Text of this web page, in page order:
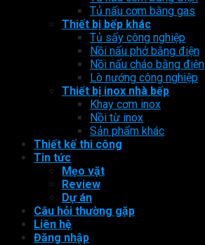
Tủ nấu cơm bằng gas
Thiết bị bếp khác
Tủ sấy công nghiệp
Nồi nấu phở bằng điện
Nồi nấu cháo bằng điện
Lò nướng công nghiệp
Thiết bị inox nhà bếp
Khay cơm inox
Nồi từ inox
Sản phẩm khác
Thiết kế thi công
Tin tức
Mẹo vặt
Review
Dự án
Câu hỏi thường gặp
Liên hệ
Đăng nhập